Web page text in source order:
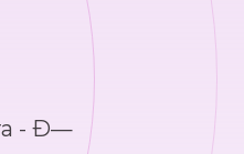
- Ð—